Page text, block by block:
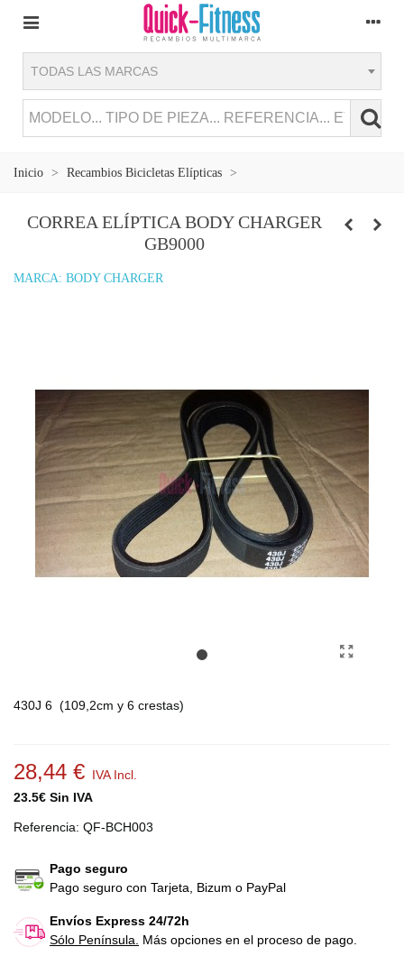
TODAS LAS MARCAS
Inicio > Recambios Bicicletas Elípticas >
CORREA ELÍPTICA BODY CHARGER
GB9000
MARCA: BODY CHARGER
430J 6 (109,2cm y 6 crestas)
28,44 € IVA Incl.
23.5€ Sin IVA
Referencia: QF-BCH003
Pago seguro
Pago seguro con Tarjeta, Bizum o PayPal
Envíos Express 24/72h
Sólo Península.
Más opciones en el proceso de pago.